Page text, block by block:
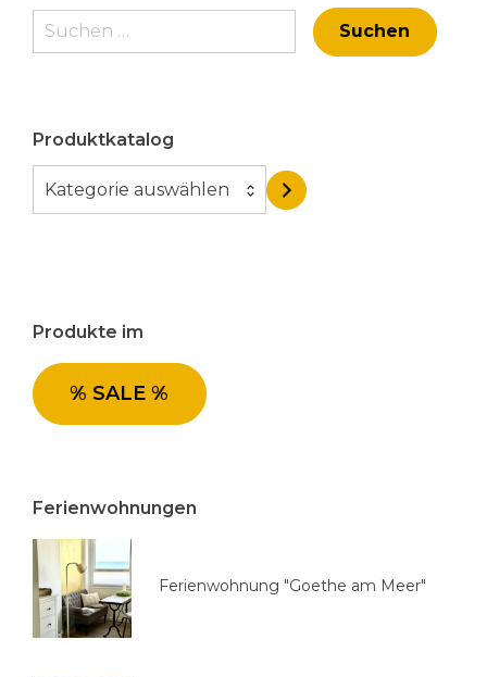
Suchen
Produktkatalog
r
e
a
ä
h
e
n
Kategorie auswählen
Produkte im
% SALE %
Ferienwohnungen
Ferienwohnung "Goethe am Meer"